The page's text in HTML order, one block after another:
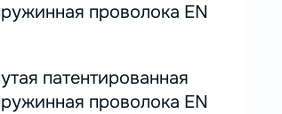
проволока EN
патентированная
проволока EN